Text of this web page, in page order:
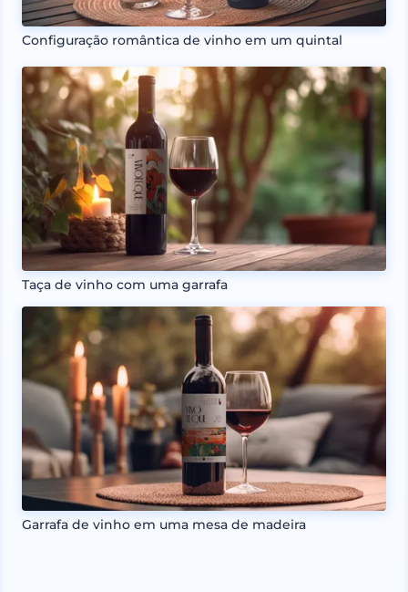
Configuração romântica de vinho em um quintal
Taça de vinho com uma garrafa
Garrafa de vinho em uma mesa de madeira